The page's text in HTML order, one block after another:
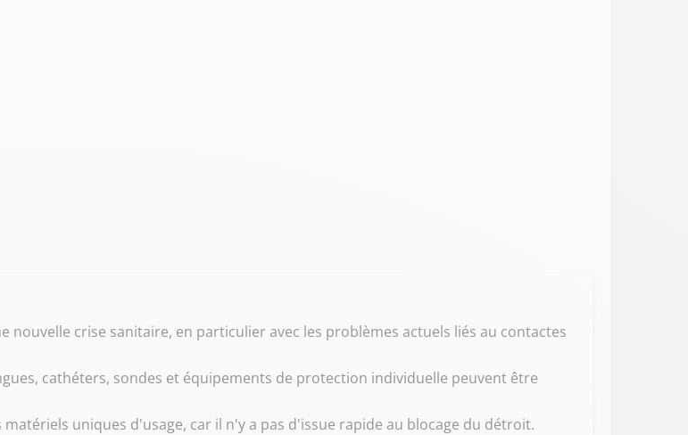
nouvelle crise sanitaire, en particulier avec les problèmes actuels liés au contactes
cathéters, sondes et équipements de protection individuelle peuvent être
uniques d'usage, car il n'y a pas d'issue rapide au blocage du détroit.